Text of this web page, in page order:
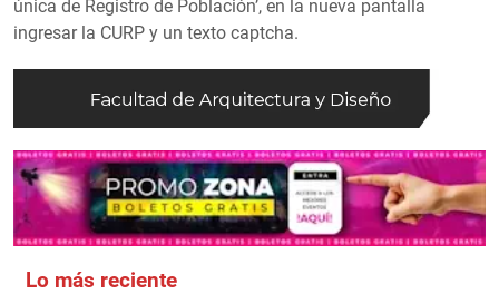
única de Registro de Población’, en la nueva pantalla
ingresar la CURP y un texto captcha.
Lo más reciente